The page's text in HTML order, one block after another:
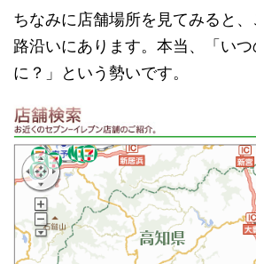
ちなみに店舗場所を見てみると
路沿いにあります。本当、「い
に？」という勢いです。